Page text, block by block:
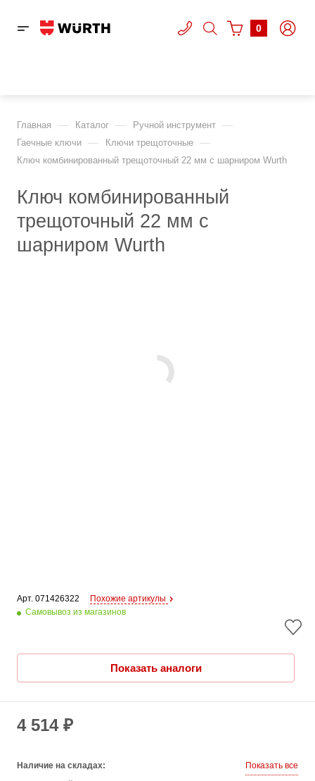
0
Главная — Каталог — Ручной инструмент —
Гаечные ключи — Ключи трещоточные —
Ключ комбинированный трещоточный 22 мм с шарниром Wurth
Ключ комбинированный
трещоточный 22 мм с
шарниром Wurth
Арт. 071426322
Похожие артикулы
Самовывоз из магазинов
Показать аналоги
4 514 ₽
Наличие на складах:
Показать все